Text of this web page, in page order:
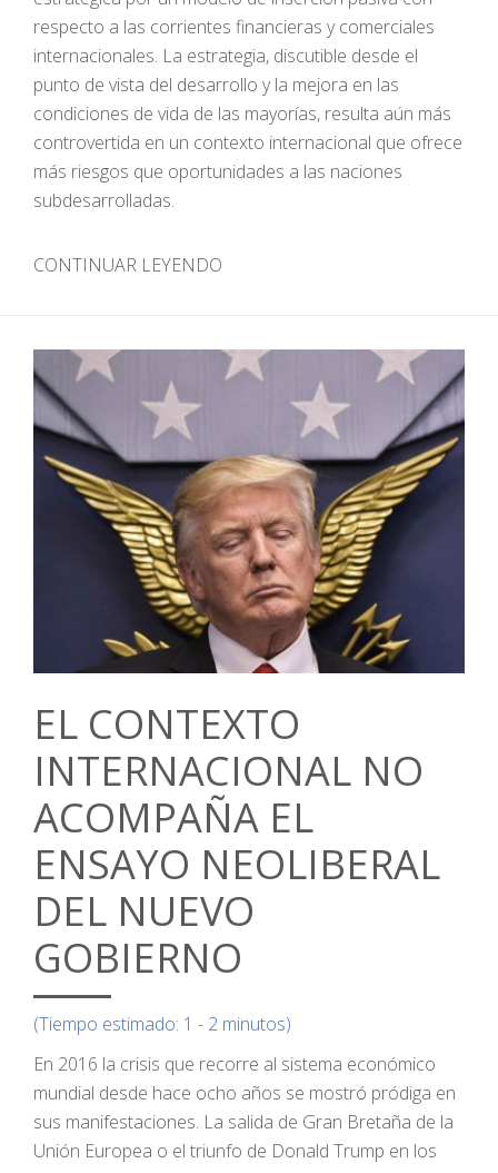
respecto a las corrientes financieras y comerciales
internacionales. La estrategia, discutible desde el
punto de vista del desarrollo y la mejora en las
condiciones de vida de las mayorías, resulta aún más
controvertida en un contexto internacional que ofrece
más riesgos que oportunidades a las naciones
subdesarrolladas.
CONTINUAR LEYENDO
EL CONTEXTO
INTERNACIONAL NO
ACOMPAÑA EL
ENSAYO NEOLIBERAL
DEL NUEVO
GOBIERNO
(Tiempo estimado: 1 - 2 minutos)
En 2016 la crisis que recorre al sistema económico
mundial desde hace ocho años se mostró pródiga en
sus manifestaciones. La salida de Gran Bretaña de la
Unión Europea o el triunfo de Donald Trump en los